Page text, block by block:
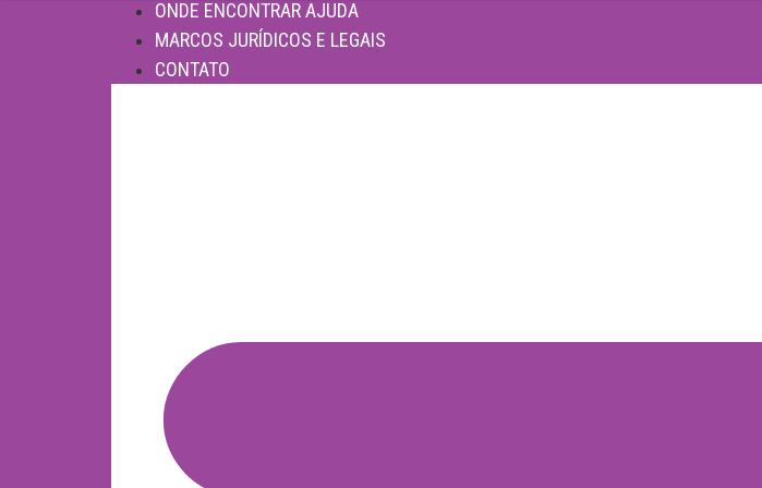
ONDE ENCONTRAR AJUDA
MARCOS JURÍDICOS E LEGAIS
CONTATO